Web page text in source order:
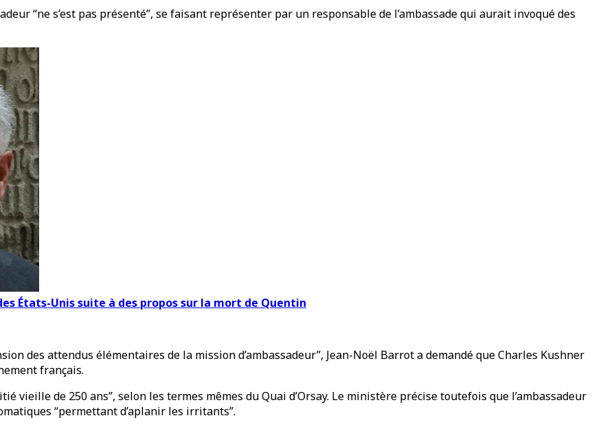
“ne s’est pas présenté”, se faisant représenter par un responsable de l’ambassade qui aurait invoqué des
États-Unis suite à des propos sur la mort de Quentin
des attendus élémentaires de la mission d’ambassadeur”, Jean-Noël Barrot a demandé que Charles Kushner
français.
vieille de 250 ans”, selon les termes mêmes du Quai d’Orsay. Le ministère précise toutefois que l’ambassadeur
“permettant d’aplanir les irritants”.